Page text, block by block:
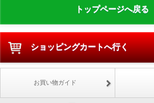
トップページへ戻る
ショッピングカートへ行く
お買い物ガイド